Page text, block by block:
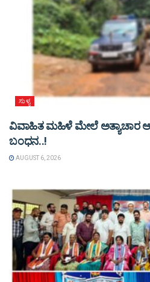
ಸುಳ್ಯ
ವಿವಾಹಿತ ಮಹಿಳೆ ಮೇಲೆ ಅತ್ಯಾಚಾರ
ಬಂಧನ..!
AUGUST 6, 2026